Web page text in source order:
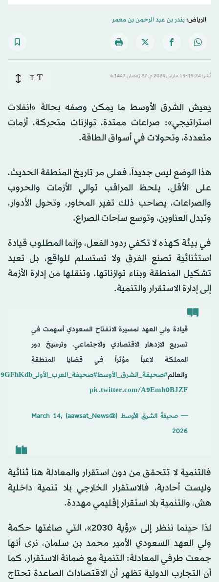
الرياض:بندر بن عبد الرحمن بن معمر
نُشر: 19:24-15 مارس 2026 م ـ 27 رَمضان 1447 هـ T
T
يعيش الشرق الأوسط ما يمكن وصفه بحالة «انفلات
استراتيجي»: صراعات ممتدة، توازنات متحركة، أزمات
متعددة، وتحولات في أسواق الطاقة.
هذا الوضع ليس جديداً، فعلى مر تاريخ المنطقة الحديث،
على الأقل، يلحظ المراقب توالي الأزمات والحروب
والصراعات، يصاحب ذلك تغير المحاور، وتحول الأدوار،
وتبدل العناوين، وتوسع ساحات الصراع.
في بيئة كهذه لا تكفي ردود الفعل، وإنما المطلوب قيادة
استثنائية تصنع الفرق ولا تستسلم للواقع، بل تعيد
تشكيل المنطقة وبناء توازناتها، وتنقلها من إدارة الأزمة
إلى إدارة الاستقرار والتنمية.
قيادة ولي العهد لمسيرة الانفتاح السعودي أسهمت في
تسريع الازدهار الاقتصادي والاجتماعي، وترسيخ دور
المملكة لاعباً مؤثراً في قضايا المنطقة
والعالم#صحيفة_الشرق_الأوسط#صحيفة_العرب_الأولى
pic.twitter.com/A9Emh0BJZF
— صحيفة الشرق الأوسط (@aawsat_News) March 14,
2026
فالتنمية لا تتحقق من دون استقرار والمعادلة هنا ثنائية
وليست أحادية، فالاستقرار الخارجي بلا تنمية داخلية
هش، والتنمية بلا استقرار إقليمي مهددة.
لذا حينما ننظر إلى «رؤية 2030»، التي صاغتها حكمة
ولي العهد السعودي الأمير محمد بن سلمان، نرى أنها
جمعت طرفي المعادلة: التنمية مع ضمانة الاستقرار، كما
أن التجارب الدولية تظهر أن الاقتصادات الصاعدة تحتاج